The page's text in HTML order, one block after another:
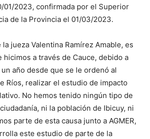
01/2023, confirmada por el Superior
de la Provincia el 01/03/2023.
jueza Valentina Ramírez Amable, es
hicimos a través de Cauce, debido a
año desde que se le ordenó al
Ríos, realizar el estudio de impacto
No hemos tenido ningún tipo de
ni la población de Ibicuy, ni
parte de esta causa junto a AGMER,
este estudio de parte de la